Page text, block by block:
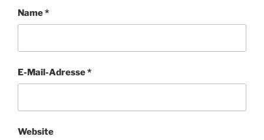
Name*
E-Mail-Adresse*
Website